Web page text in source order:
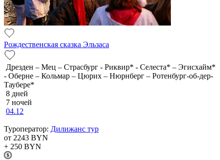
Рождественская сказка Эльзаса
Дрезден – Мец – Страсбург - Риквир* - Селеста* – Эгисхайм*
- Оберне – Кольмар – Цюрих – Нюрнберг – Ротенбург-об-дер-
Таубере*
8 дней
7 ночей
04.12
Туроператор: Дилижанс тур
от 2243 BYN
+ 250 BYN